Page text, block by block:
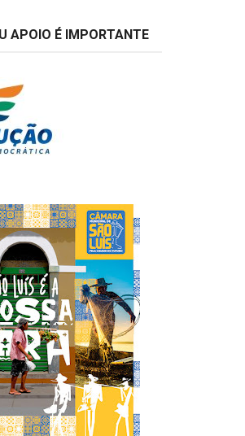
APOIO É IMPORTANTE